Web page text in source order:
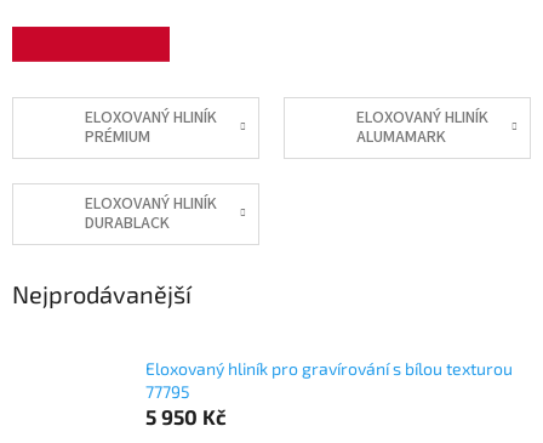
ELOXOVANÝ HLINÍK
PRÉMIUM
ELOXOVANÝ HLINÍK
ALUMAMARK
ELOXOVANÝ HLINÍK
DURABLACK
Nejprodávanější
Eloxovaný hliník pro gravírování s bílou texturou
77795
5 950 Kč